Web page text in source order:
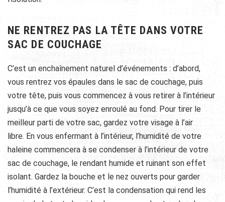
NE RENTREZ PAS LA TÊTE DANS VOTRE
SAC DE COUCHAGE
C’est un enchaînement naturel d’événements : d’abord,
vous rentrez vos épaules dans le sac de couchage, puis
votre tête, puis vous commencez à vous retirer à l’intérieur
jusqu’à ce que vous soyez enroulé au fond. Pour tirer le
meilleur parti de votre sac, gardez votre visage à l’air
libre. En vous enfermant à l’intérieur, l’humidité de votre
haleine commencera à se condenser à l’intérieur de votre
sac de couchage, le rendant humide et ruinant son effet
isolant. Gardez la bouche et le nez ouverts pour garder
l’humidité à l’extérieur. C’est la condensation qui rend les